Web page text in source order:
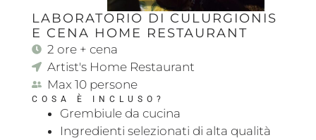
LABORATORIO DI CULURGIONIS
E CENA HOME RESTAURANT
2 ore + cena
Artist's Home Restaurant
Max 10 persone
COSA È INCLUSO?
Grembiule da cucina
Ingredienti selezionati di alta qualità